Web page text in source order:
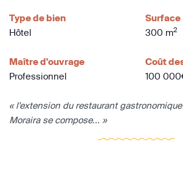
Type de bien
Hôtel
Surface
300 m2
Maître d'ouvrage
Professionnel
Coût
100
« l'extension du restaurant
Moraira se compose... »